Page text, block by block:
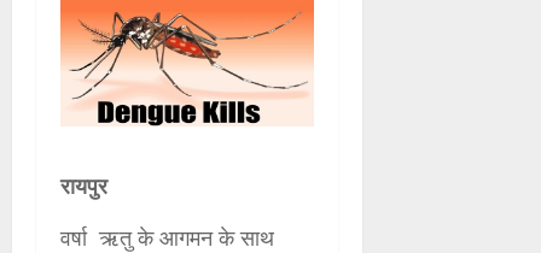
रायपुर
वर्षा ऋतु के आगमन के साथ